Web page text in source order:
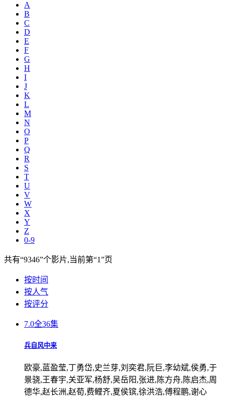
A
B
C
D
E
F
G
H
I
J
K
L
M
N
O
P
Q
R
S
T
U
V
W
X
Y
Z
0-9
共有“9346”个影片,当前第“1”页
按时间
按人气
按评分
7.0全36集
兵自风中来
欧豪,蓝盈莹,丁勇岱,史兰芽,刘奕君,阮巨,李幼斌,侯勇,于
景骁,王春宇,关亚军,杨舒,吴岳阳,张进,陈方舟,陈启杰,周
德华,赵长洲,赵荀,费鲤齐,夏侯镔,徐洪浩,傅程鹏,谢心